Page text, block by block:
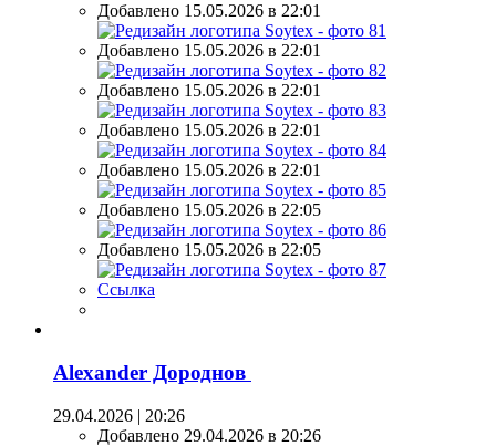
Добавлено 15.05.2026 в 22:01
Добавлено 15.05.2026 в 22:01
Добавлено 15.05.2026 в 22:01
Добавлено 15.05.2026 в 22:01
Добавлено 15.05.2026 в 22:01
Добавлено 15.05.2026 в 22:05
Добавлено 15.05.2026 в 22:05
Ссылка
Alexander Дороднов
29.04.2026 | 20:26
Добавлено 29.04.2026 в 20:26